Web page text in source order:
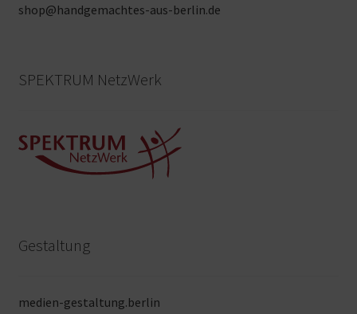
shop@handgemachtes-aus-berlin.de
SPEKTRUM NetzWerk
Gestaltung
medien-gestaltung.berlin